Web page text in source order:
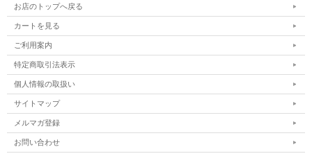
お店のトップへ戻る
カートを見る
ご利用案内
特定商取引法表示
個人情報の取扱い
サイトマップ
メルマガ登録
お問い合わせ